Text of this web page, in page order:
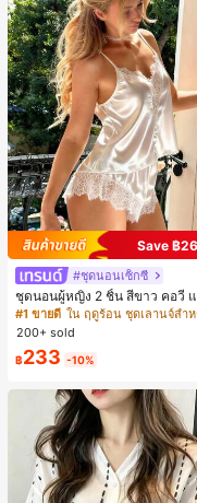
Save ฿26
#ชุดนอนเซ็กซี่
ชุดนอนผู้หญิง 2 ชิ้น สีขาว คอวี
ไม้แบบแพตช์เวิร์ก ชุดนอนใส่ใน
สำหรับเธอ
#1 ขายดี
200+ sold
฿233 -10%